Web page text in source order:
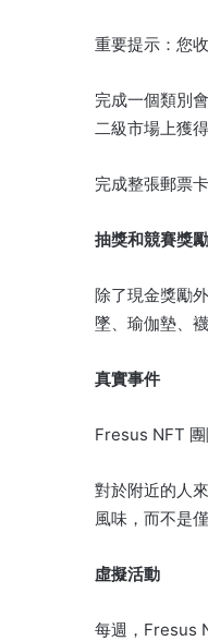
重要提示：您
完成一個類別
二級市場上獲
完成整張郵票
抽獎和競賽獎勵
除了現金獎勵
墜、瑜伽墊、
真實事件
Fresus NFT 團
對於附近的人
風味，而不是
虛擬活動
每週，Fresus